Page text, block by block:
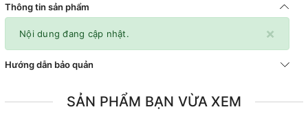
Thông tin sản phẩm
×
Nội dung đang cập nhật.
Hướng dẫn bảo quản
SẢN PHẨM BẠN VỪA XEM